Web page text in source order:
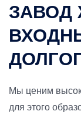
ЗАВОД
Мы ценим
для этого